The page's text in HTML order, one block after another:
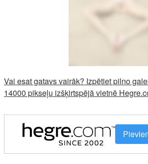
Vai esat gatavs vairāk? Izpētiet pilno
14000 pikseļu izšķirtspējā vietnē